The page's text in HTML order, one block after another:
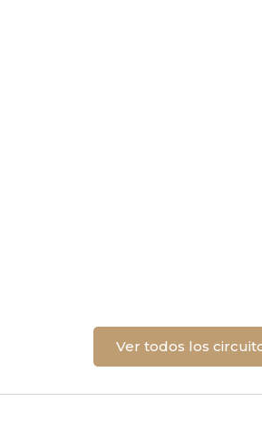
Ver todos los